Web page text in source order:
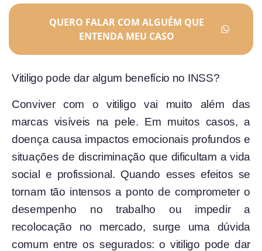
QUERO FALAR COM ALGUÉM QUE
ENTENDA MEU CASO
Vitiligo pode dar algum benefício no INSS?
Conviver com o vitiligo vai muito além das
marcas visíveis na pele. Em muitos casos, a
doença causa impactos emocionais profundos e
situações de discriminação que dificultam a vida
social e profissional. Quando esses efeitos se
tornam tão intensos a ponto de comprometer o
desempenho no trabalho ou impedir a
recolocação no mercado, surge uma dúvida
comum entre os segurados: o vitiligo pode dar